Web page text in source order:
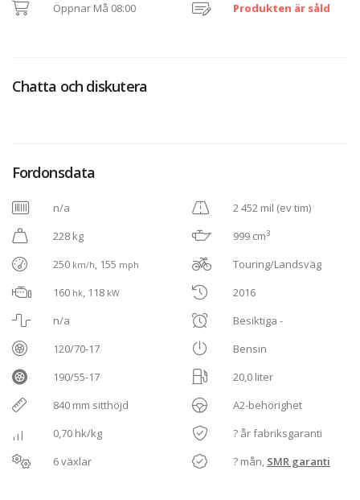
Öppnar Må 08:00 Produkten är såld
Chatta och diskutera
Fordonsdata
n/a
228 kg
250 km/h, 155 mph
160 hk, 118 kW
n/a
120/70-17
190/55-17
840 mm sitthöjd
0,70 hk/kg
6 växlar
2 452 mil (ev tim)
999 cm3
Touring/Landsväg
2016
Besiktiga -
Bensin
20,0 liter
A2-behörighet
? år fabriksgaranti
? mån, SMR garanti